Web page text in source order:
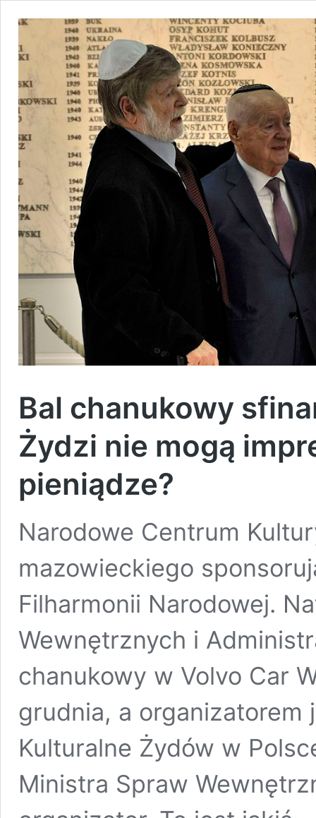
Bal chanukowy
Żydzi nie mogą
pieniądze?
Narodowe Centrum
mazowieckiego
Filharmonii Narodowej.
Wewnętrznych i
chanukowy w Volvo Car
grudnia, a organizatorem
Kulturalne Żydów w
Ministra Spraw